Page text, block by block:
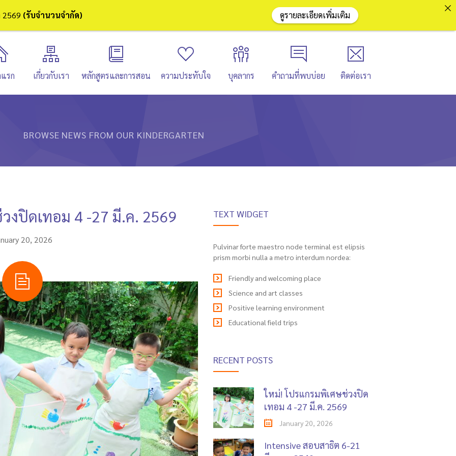
รก เกี่ยวกับเรา หลักสูตรและการสอน ความประทับใจ บุคลากร คำถามที่พบบ่อย ติดต่อเรา
BROWSE NEWS FROM OUR KINDERGARTEN
งปิดเทอม 4 -27 มี.ค. 2569
20, 2026
TEXT WIDGET
Pulvinar forte maestro node terminal est elipsis
prism morbi nulla a metro interdum nordea:
Friendly and welcoming place
Science and art classes
Positive learning environment
Educational field trips
RECENT POSTS
ใหม่! โปรแกรมพิเศษช่วงปิด
เทอม 4 -27 มี.ค. 2569
January 20, 2026
Intensive สอบสาธิต 6-21
2569 (รับจำนวนจำกัด) ดูรายละเอียดเพิ่มเติม